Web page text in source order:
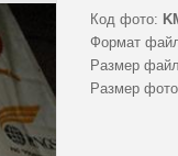
Код фото:
Формат
Размер
Размер